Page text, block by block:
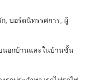
, บอร์ดนิทรรศการ, ผู้
นอกบ้านและในบ้านชั้น